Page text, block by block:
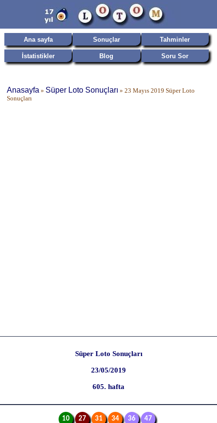
Ana sayfa Sonuçlar Tahminler
İstatistikler Blog Soru Sor
Anasayfa » Süper Loto Sonuçları » 23 Mayıs 2019 Süper Loto
Sonuçları
Süper Loto Sonuçları
23/05/2019
605. hafta
10 27 31 34 36 47